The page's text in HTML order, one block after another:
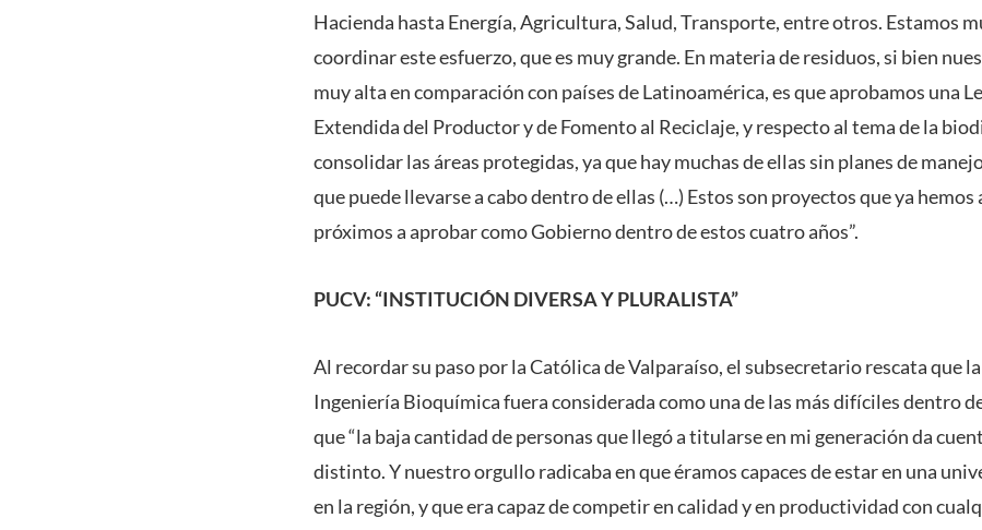
Hacienda hasta Energía, Agricultura, Salud, Transporte, entre otros. Estamos
coordinar este esfuerzo, que es muy grande. En materia de residuos, si bien
muy alta en comparación con países de Latinoamérica, es que aprobamos una
Extendida del Productor y de Fomento al Reciclaje, y respecto al tema de la
consolidar las áreas protegidas, ya que hay muchas de ellas sin planes de
que puede llevarse a cabo dentro de ellas (…) Estos son proyectos que ya
próximos a aprobar como Gobierno dentro de estos cuatro años”.
PUCV: “INSTITUCIÓN DIVERSA Y PLURALISTA”
Al recordar su paso por la Católica de Valparaíso, el subsecretario rescata que
Ingeniería Bioquímica fuera considerada como una de las más difíciles dentro
que “la baja cantidad de personas que llegó a titularse en mi generación da
distinto. Y nuestro orgullo radicaba en que éramos capaces de estar en una
en la región, y que era capaz de competir en calidad y en productividad con